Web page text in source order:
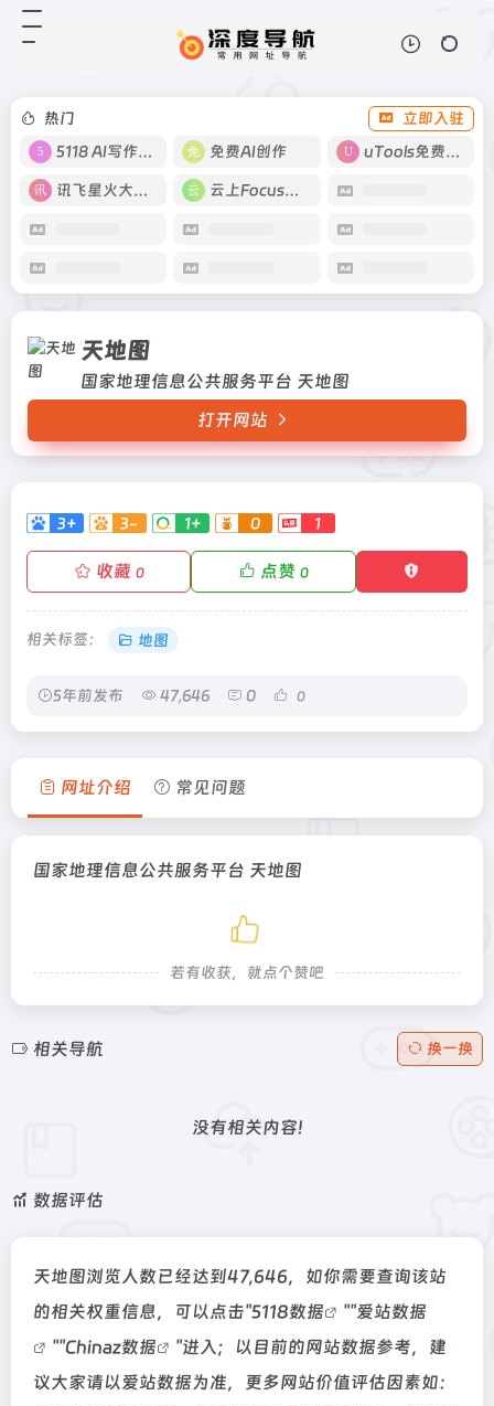
热门
立即入驻
5118 AI写作工具
免费AI创作 uTools免费工具箱
讯飞星火大模型 云上Focus接码
天地图
国家地理信息公共服务平台 天地图
打开网站
3+ 3- 1+ 0 1
收藏 0 点赞 0
相关标签： 地图
5年前发布 47,646 0 0
网址介绍 常见问题
国家地理信息公共服务平台 天地图
若有收获，就点个赞吧
相关导航 换一换
没有相关内容!
数据评估
天地图浏览人数已经达到47,646，如你需要查询该站
的相关权重信息，可以点击"5118数据 ""爱站数据
""Chinaz数据
"进入；以目前的网站数据参考，建
议大家请以爱站数据为准，更多网站价值评估因素如：